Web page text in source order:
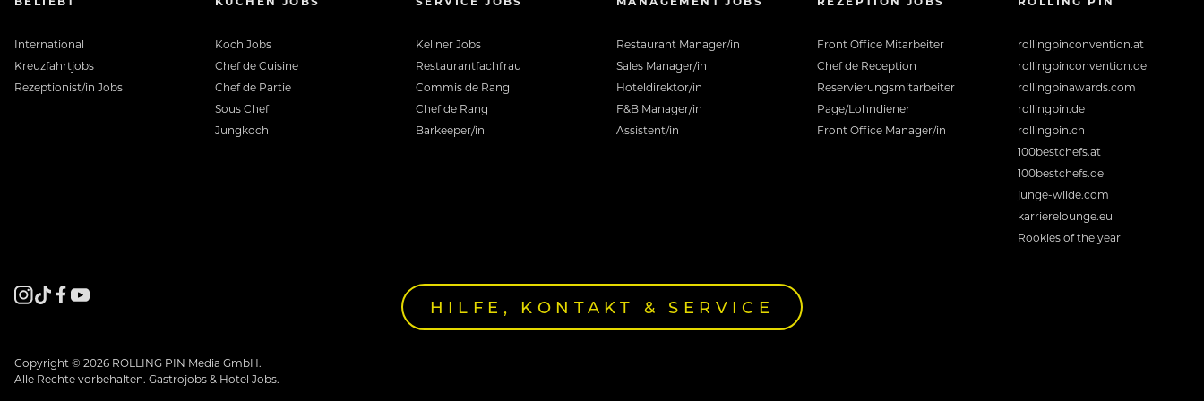
International
Kreuzfahrtjobs
Rezeptionist/in Jobs
Koch Jobs
Chef de Cuisine
Chef de Partie
Sous Chef
Jungkoch
Kellner Jobs
Restaurantfachfrau
Commis de Rang
Chef de Rang
Barkeeper/in
Restaurant Manager/in
Sales Manager/in
Hoteldirektor/in
F&B Manager/in
Assistent/in
Front Office Mitarbeiter
Chef de Reception
Reservierungsmitarbeiter
Page/Lohndiener
Front Office Manager/in
rollingpinconvention.at
rollingpinconvention.de
rollingpinawards.com
rollingpin.de
rollingpin.ch
100bestchefs.at
100bestchefs.de
junge-wilde.com
karrierelounge.eu
Rookies of the year
HILFE, KONTAKT & SERVICE
Copyright © 2026 ROLLING PIN Media GmbH.
Alle Rechte vorbehalten. Gastrojobs & Hotel Jobs.